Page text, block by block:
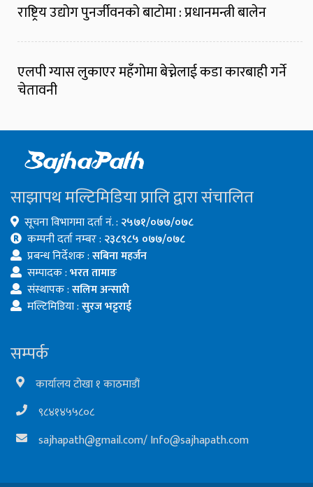
राष्ट्रिय उद्योग पुनर्जीवनको बाटोमा : प्रधानमन्त्री बालेन
एलपी ग्यास लुकाएर महँगोमा बेच्नेलाई कडा कारबाही गर्ने
चेतावनी
साझापथ मल्टिमिडिया प्रालि द्वारा संचालित
सूचना विभागमा दर्ता नं. : २५७१/०७७/०७८
कम्पनी दर्ता नम्बर : २३८९८५ ०७७/०७८
प्रबन्ध निर्देशक :सबिना महर्जन
सम्पादक :भरत तामाङ
संस्थापक :सलिम अन्सारी
मल्टिमिडिया :सुरज भट्टराई
सम्पर्क
कार्यालय टोखा १ काठमाडौं
९८४१४५५८०८
sajhapath@gmail.com/Info@sajhapath.com